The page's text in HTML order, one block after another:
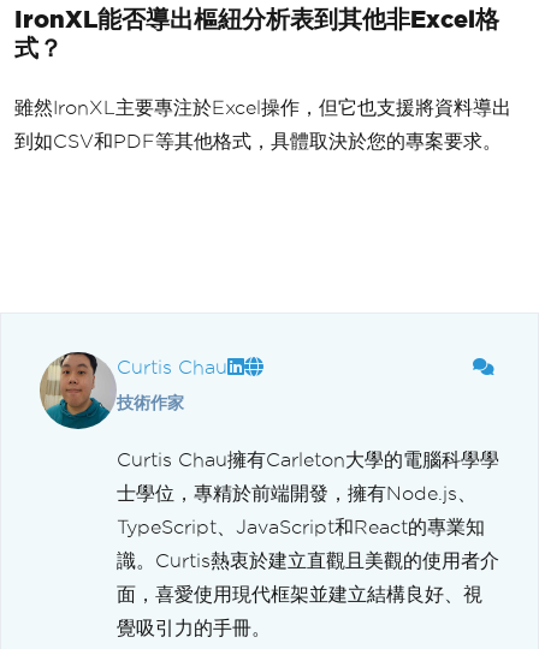
IronXL能否導出樞紐分析表到其他非Excel格
式？
雖然IronXL主要專注於Excel操作，但它也支援將資料導出
到如CSV和PDF等其他格式，具體取決於您的專案要求。
Curtis Chau
技術作家
Curtis Chau擁有Carleton大學的電腦科學學
士學位，專精於前端開發，擁有Node.js、
TypeScript、JavaScript和React的專業知
識。Curtis熱衷於建立直觀且美觀的使用者介
面，喜愛使用現代框架並建立結構良好、視
覺吸引力的手冊。